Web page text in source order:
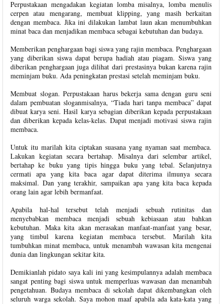
Perpustakaan mengadakan kegiatan lomba misalnya, lomba menulis
cerpen atau mengarang, membuat klipping, yang masih berkaitan
dengan membaca. Jika ini dilakukan lambat laun akan menumbuhkan
minat baca dan menjadikan membaca sebagai kebutuhan dan budaya.
Memberikan penghargaan bagi siswa yang rajin membaca. Penghargaan
yang diberikan siswa dapat berupa hadiah atau piagam. Siswa yang
diberikan penghargaan juga dilihat dari prestasinya bukan karena rajin
meminjam buku. Ada peningkatan prestasi setelah meminjam buku.
Membuat slogan. Perpustakaan harus bekerja sama dengan guru seni
dalam pembuatan sloganmisalnya, “Tiada hari tanpa membaca” dapat
dibuat karya seni. Hasil karya sebagian diberikan kepada perpustakaan
dan diberikan kepada kelas-kelas. Dapat menjadi motivasi siswa rajin
membaca.
Untuk itu marilah kita ciptakan suasana yang nyaman saat membaca.
Lakukan kegiatan secara bertahap. Misalnya dari selembar artikel,
bertahap ke buku yang tipis hingga buku yang tebal. Selanjutnya
cermati apa yang kita baca agar dapat diterima ilmunya secara
maksimal. Dan yang terakhir, sampaikan apa yang kita baca kepada
orang lain agar lebih bermanfaat.
Apabila hal-hal tersebut telah menjadi sebuah rutinitas dan
menyebabkan membaca menjadi sebuah kebiasaan atau bahkan
kebutuhan. Maka kita akan merasakan manfaat-manfaat yang besar,
yang timbul karena kegiatan membaca tersebut. Marilah kita
tumbuhkan minat membaca, untuk menambah wawasan kita mengenai
dunia dan lingkungan sekitar kita.
Demikianlah pidato saya kali ini yang kesimpulannya adalah membaca
sangat penting bagi siswa untuk memperluas wawasan dan menambah
pengetahuan. Budaya membaca di sekolah dapat dikembangkan oleh
seluruh warga sekolah. Saya mohon maaf apabila ada kata-kata yang